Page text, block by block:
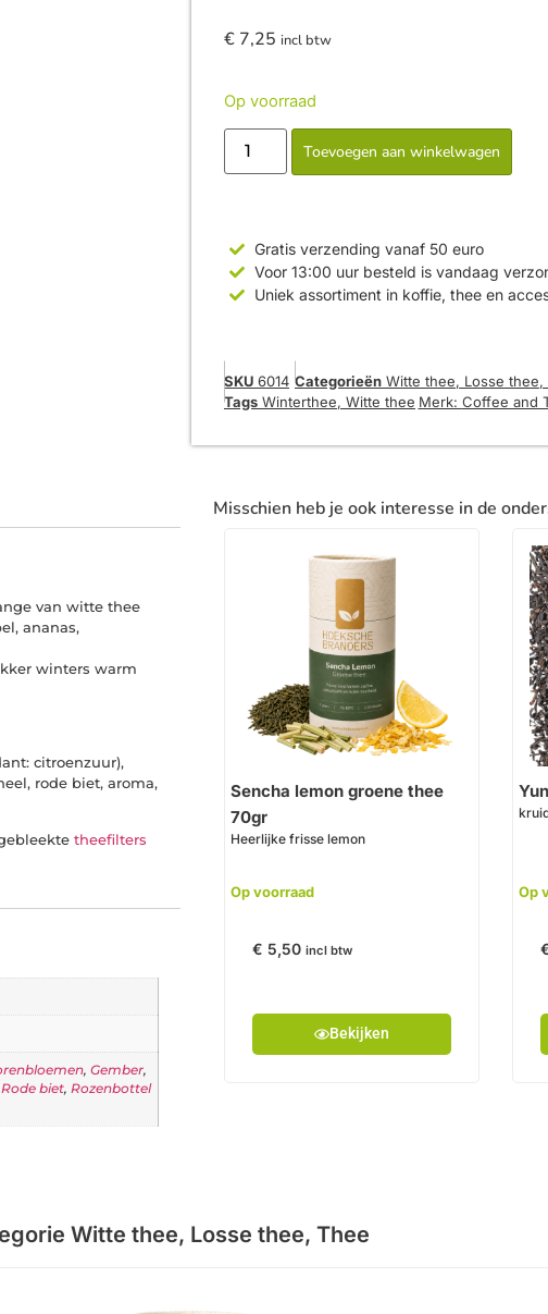
€ 7,25 incl btw
Op voorraad
Toevoegen aan winkelwagen
Gratis verzending vanaf 50 euro
Voor 13:00 uur besteld is vandaag
Uniek assortiment in koffie, thee en
SKU 6014 Categorieën Witte thee, Losse thee,
Tags Winterthee, Witte thee Merk: Coffee and
van witte thee
ananas,
winters warm
citroenzuur),
rode biet, aroma,
theefilters
, Gember,
Rode biet, Rozenbottel
Misschien heb je ook interesse in de
Sencha lemon groene thee
70gr
Heerlijke frisse lemon
Op voorraad
€ 5,50 incl btw
Bekijken
Op
Witte thee, Losse thee, Thee